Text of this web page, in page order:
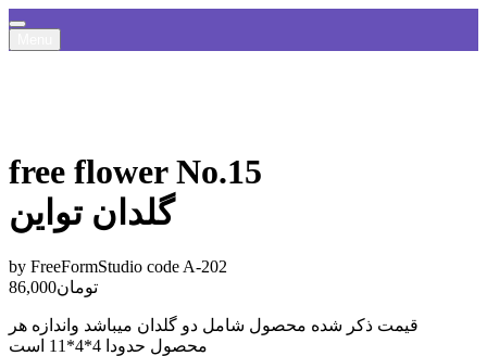
free flower No.15
گلدان تواین
by FreeFormStudio code A-202
86,000تومان
قیمت ذکر شده محصول شامل دو گلدان میباشد واندازه هر
محصول حدودا 4*4*11 است